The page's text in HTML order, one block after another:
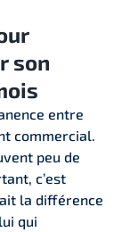
son
entre
commercial.
peu de
c’est
la différence
qui